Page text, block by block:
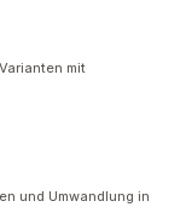
mit
und Umwandlung in